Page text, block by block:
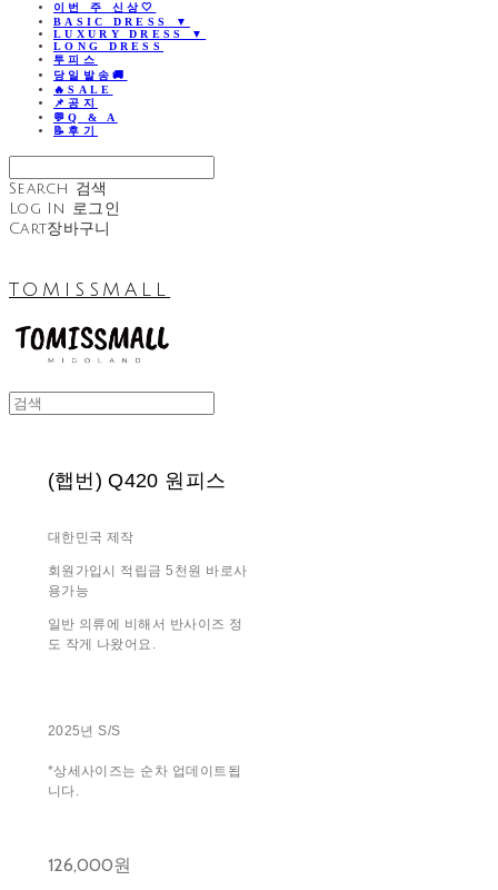
이번 주 신상🤍
BASIC DRESS ▼
LUXURY DRESS ▼
LONG DRESS
투피스
당일발송🚚
🔥SALE
📌공지
💬Q & A
📝후기
Search 검색
Log In 로그인
Cart장바구니
TOMISSMALL
(햅번) Q420 원피스
대한민국 제작
회원가입시 적립금 5천원 바로사
용가능
일반 의류에 비해서 반사이즈 정
도 작게 나왔어요.
2025년 S/S
*상세사이즈는 순차 업데이트됩
니다.
126,000원